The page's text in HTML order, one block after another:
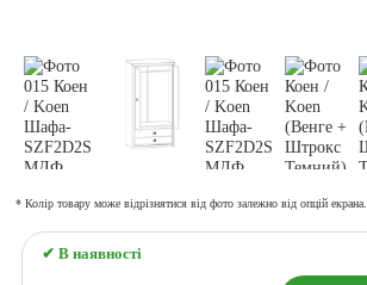
* Колір товару може відрізнятися від фото залежно від опцій екрана.
✔ В наявності